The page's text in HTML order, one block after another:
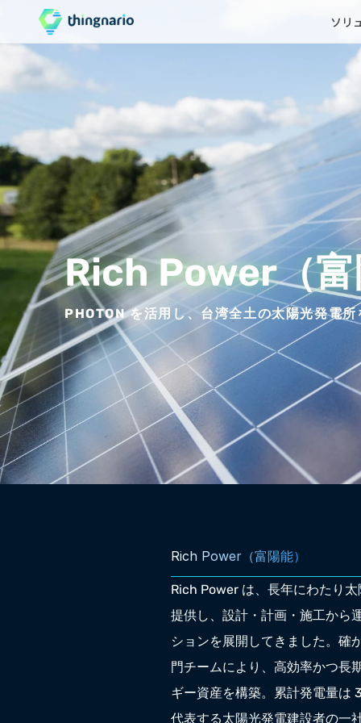
Rich Power（
PHOTON を活用し、台湾全土の太陽光発電
Rich Power（富陽能）
Rich Power は、長年にわたり
提供し、設計・計画・施工から
ションを展開してきました。確
門チームにより、高効率かつ長
ギー資産を構築。累計発電量は
代表する太陽光発電建設者の一
ソリ